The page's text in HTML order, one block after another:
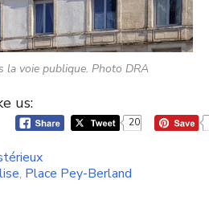
la voie publique. Photo DRA
us:
20
, Place Pey-Berland